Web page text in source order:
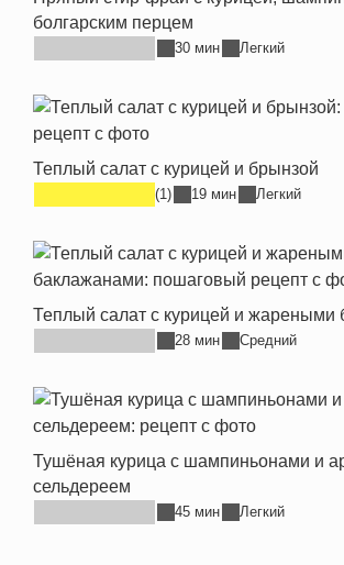
болгарским перцем
30 мин Легкий
Теплый салат с курицей и брынзой
(1) 19 мин Легкий
Теплый салат с курицей и жареными
28 мин Средний
Тушёная курица с шампиньонами и
сельдереем
45 мин Легкий